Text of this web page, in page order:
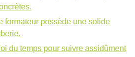
formateur possède une solide
du temps pour suivre assidûment